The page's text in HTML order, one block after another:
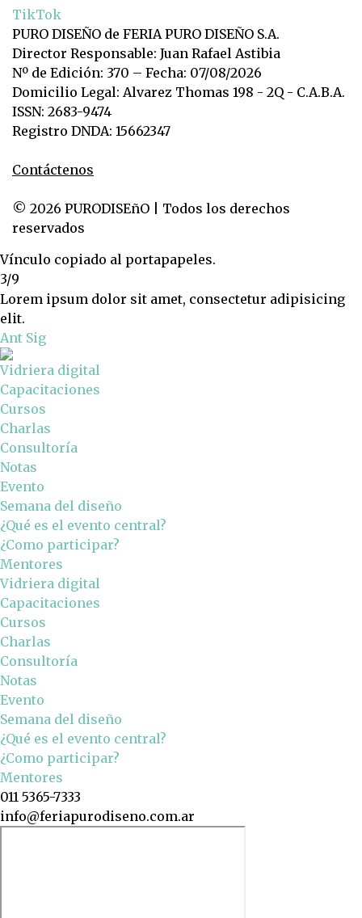
TikTok
PURO DISEÑO de FERIA PURO DISEÑO S.A.
Director Responsable: Juan Rafael Astibia
Nº de Edición: 370 – Fecha: 07/08/2026
Domicilio Legal: Alvarez Thomas 198 - 2Q - C.A.B.A.
ISSN: 2683-9474
Registro DNDA: 15662347
Contáctenos
© 2026 PURODISEñO | Todos los derechos
reservados
Vínculo copiado al portapapeles.
3/9
Lorem ipsum dolor sit amet, consectetur adipisicing
elit.
Ant Sig
Vidriera digital
Capacitaciones
Cursos
Charlas
Consultoría
Notas
Evento
Semana del diseño
¿Qué es el evento central?
¿Como participar?
Mentores
Vidriera digital
Capacitaciones
Cursos
Charlas
Consultoría
Notas
Evento
Semana del diseño
¿Qué es el evento central?
¿Como participar?
Mentores
011 5365-7333
info@feriapurodiseno.com.ar